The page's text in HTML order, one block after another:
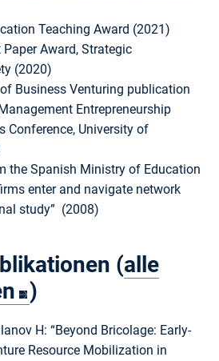
Teaching Award (2021)
Award, Strategic
(2020)
Business Venturing publication
Entrepreneurship
Conference, University of
the Spanish Ministry of Education
enter and navigate network
study” (2008)
(alle
)
H: “Beyond Bricolage: Early-
Resource Mobilization in